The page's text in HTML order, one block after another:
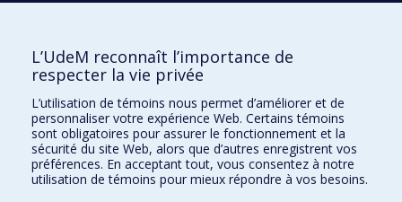
avec les objectifs de développement durable de l'ONU.
Voir nos engagements
Développement durable à l'UdeM
L’UdeM reconnaît l’importance de
respecter la vie privée
L’utilisation de témoins nous permet d’améliorer et de
personnaliser votre expérience Web. Certains témoins
sont obligatoires pour assurer le fonctionnement et la
sécurité du site Web, alors que d’autres enregistrent vos
préférences. En acceptant tout, vous consentez à notre
utilisation de témoins pour mieux répondre à vos besoins.